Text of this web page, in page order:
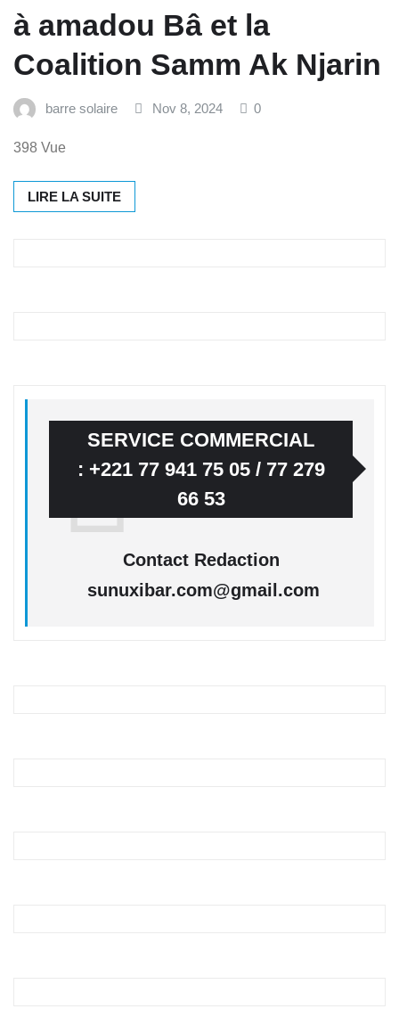
à amadou Bâ et la
Coalition Samm Ak Njarin
barre solaire Nov 8, 2024 0
398 Vue
LIRE LA SUITE
SERVICE COMMERCIAL
: +221 77 941 75 05 / 77 279
66 53
Contact Redaction
sunuxibar.com@gmail.com